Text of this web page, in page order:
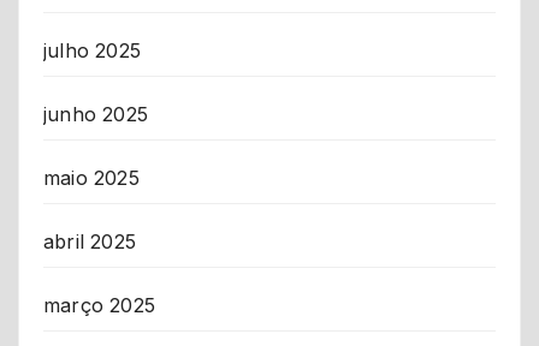
julho 2025
junho 2025
maio 2025
abril 2025
março 2025